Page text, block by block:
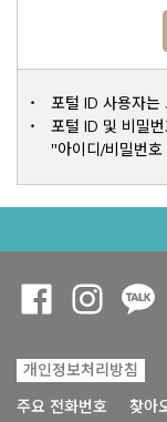
포털 ID 사용자는
포털 ID 및 비밀
"아이디/비밀번
개인정보처리방침
주요 전화번호
찾아
Opens a new